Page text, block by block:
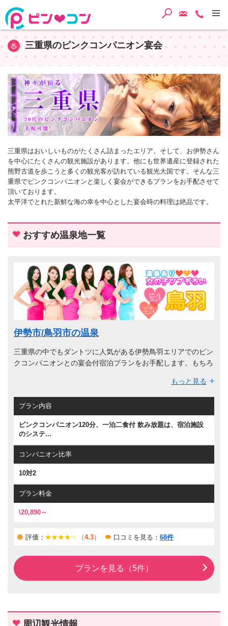
ご予約・
検索
三重県のピンクコンパニオン宴会
三重県はおいしいものがたくさん詰まったエリア。そして、お伊勢さん
を中心にたくさんの観光施設があります。他にも世界遺産に登録された
熊野古道を歩こうと多くの観光客が訪れている観光大国です。そんな三
重県でピンクコンパニオンと楽しく宴会ができるプランをお手配させて
頂いております。
太平洋でとれた新鮮な海の幸を中心とした宴会時の料理は絶品です。
おすすめ温泉地一覧
伊勢市/鳥羽市の温泉
三重県の中でもダントツに人気がある伊勢鳥羽エリアでのピン
クコンパニオンとの宴会付宿泊プランをお手配します。もちろ
お伊勢さん参りに行かれるお客様からのお手配が多いプランで
す。信仰心の厚い方は、参拝の前に二見興玉神社や天の岩戸、
猿田彦神社も訪れているようです。また、他にも伊勢、鳥羽周
モト真珠島などがあるので行き先で困ることはないです。
なウニやサザエ、アワビなどを海女さんのおもしろ楽しい話を
聞きながら食べるのも旅の思い出になります。
ピンクコンパニオンは若い女の子が揃うプランがあるので、そ
ちらのプランが大変人気となっています。
もっと見る
プラン内容
ピンクコンパニオン120分、一泊二食付 飲み放題は、宿泊施設
のシステ...
コンパニオン比率
10対2
プラン料金
\20,890～
評価： （4.3） 口コミを見る： 68件
プランを見る（5件）
周辺観光情報